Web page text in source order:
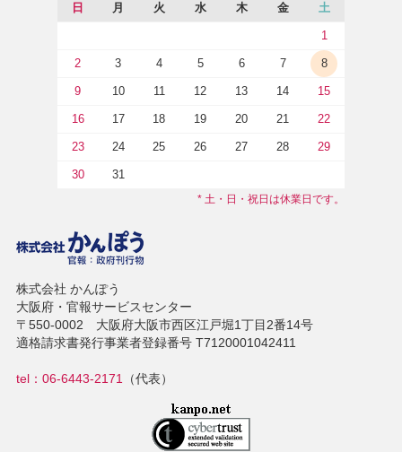
日 月 火 水 木 金 土
1
2 3 4 5 6 7 8
9 10 11 12 13 14 15
16 17 18 19 20 21 22
23 24 25 26 27 28 29
30 31
* 土・日・祝日は休業日です。
株式会社 かんぽう
大阪府・官報サービスセンター
〒550-0002 大阪府大阪市西区江戸堀1丁目2番14号
適格請求書発行事業者登録番号 T7120001042411
tel：06-6443-2171（代表）